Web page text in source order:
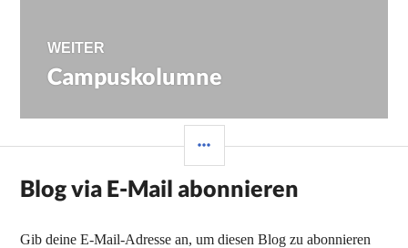
WEITER
Nächster
Beitrag:
Campuskolumne
Blog via E-Mail abonnieren
Gib deine E-Mail-Adresse an, um diesen Blog zu abonnieren